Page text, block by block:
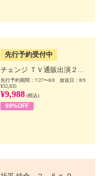
先行予約受付中
チェンジ ＴＶ通販出演２...
先行予約期間：7/27〜8/8 放送日：8/9
¥32,835
¥9,988 (税込)
69%OFF